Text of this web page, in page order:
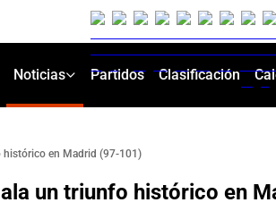
Noticias Partidos Clasificación
histórico en Madrid (97-101)
un triunfo histórico en